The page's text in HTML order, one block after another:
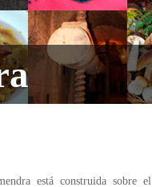
está construida sobre el